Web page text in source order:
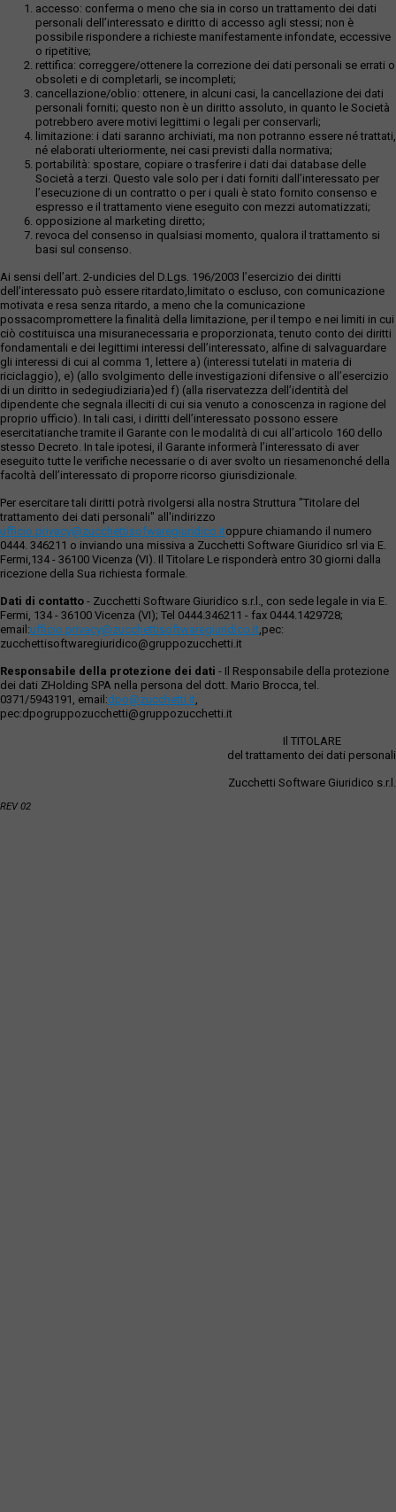
accesso: conferma o meno che sia in corso un trattamento dei dati
personali dell’interessato e diritto di accesso agli stessi; non è
possibile rispondere a richieste manifestamente infondate, eccessive
o ripetitive;
rettifica: correggere/ottenere la correzione dei dati personali se errati o
obsoleti e di completarli, se incompleti;
cancellazione/oblio: ottenere, in alcuni casi, la cancellazione dei dati
personali forniti; questo non è un diritto assoluto, in quanto le Società
potrebbero avere motivi legittimi o legali per conservarli;
limitazione: i dati saranno archiviati, ma non potranno essere né trattati,
né elaborati ulteriormente, nei casi previsti dalla normativa;
portabilità: spostare, copiare o trasferire i dati dai database delle
Società a terzi. Questo vale solo per i dati forniti dall’interessato per
l’esecuzione di un contratto o per i quali è stato fornito consenso e
espresso e il trattamento viene eseguito con mezzi automatizzati;
opposizione al marketing diretto;
revoca del consenso in qualsiasi momento, qualora il trattamento si
basi sul consenso.
Ai sensi dell’art. 2-undicies del D.Lgs. 196/2003 l’esercizio dei diritti
dell’interessato può essere ritardato,limitato o escluso, con comunicazione
motivata e resa senza ritardo, a meno che la comunicazione
possacompromettere la finalità della limitazione, per il tempo e nei limiti in cui
ciò costituisca una misuranecessaria e proporzionata, tenuto conto dei diritti
fondamentali e dei legittimi interessi dell’interessato, alfine di salvaguardare
gli interessi di cui al comma 1, lettere a) (interessi tutelati in materia di
riciclaggio), e) (allo svolgimento delle investigazioni difensive o all’esercizio
di un diritto in sedegiudiziaria)ed f) (alla riservatezza dell’identità del
dipendente che segnala illeciti di cui sia venuto a conoscenza in ragione del
proprio ufficio). In tali casi, i diritti dell’interessato possono essere
esercitatianche tramite il Garante con le modalità di cui all’articolo 160 dello
stesso Decreto. In tale ipotesi, il Garante informerà l’interessato di aver
eseguito tutte le verifiche necessarie o di aver svolto un riesamenonché della
facoltà dell’interessato di proporre ricorso giurisdizionale.
Per esercitare tali diritti potrà rivolgersi alla nostra Struttura "Titolare del
trattamento dei dati personali" all'indirizzo
ufficio.privacy@zucchettisofwaregiuridico.itoppure chiamando il numero
0444. 346211 o inviando una missiva a Zucchetti Software Giuridico srl via E.
Fermi,134 - 36100 Vicenza (VI). Il Titolare Le risponderà entro 30 giorni dalla
ricezione della Sua richiesta formale.
Dati di contatto - Zucchetti Software Giuridico s.r.l., con sede legale in via E.
Fermi, 134 - 36100 Vicenza (VI); Tel 0444.346211 - fax 0444.1429728;
email:ufficio.privacy@zucchettisoftwaregiuridico.it ,pec:
zucchettisoftwaregiuridico@gruppozucchetti.it
Responsabile della protezione dei dati - Il Responsabile della protezione
dei dati ZHolding SPA nella persona del dott. Mario Brocca, tel.
0371/5943191, email:dpo@zucchetti.it
pec:dpogruppozucchetti@gruppozucchetti.it
Il TITOLARE
del trattamento dei dati personali
Zucchetti Software Giuridico s.r.l.
REV 02